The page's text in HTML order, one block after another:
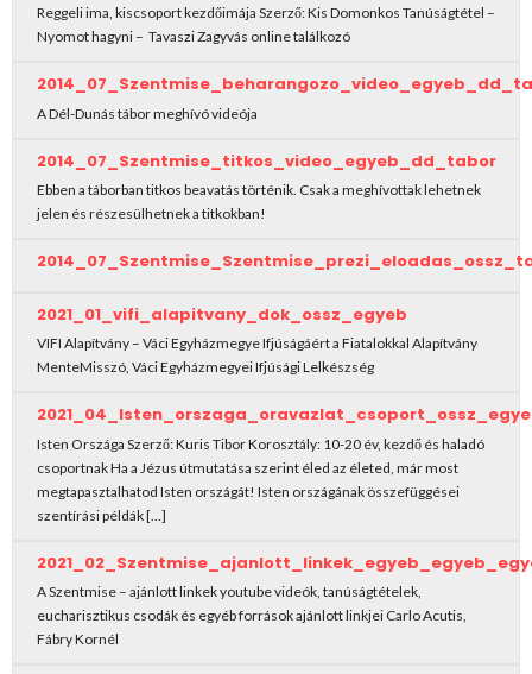
Reggeli ima, kiscsoport kezdőimája Szerző: Kis Domonkos Tanúságtétel –
Nyomot hagyni – Tavaszi Zagyvás online találkozó
A Dél-Dunás tábor meghívó videója
2014_07_Szentmise_titkos_video_egyeb_dd_tabor
Ebben a táborban titkos beavatás történik. Csak a meghívottak lehetnek
jelen és részesülhetnek a titkokban!
2021_01_vifi_alapitvany_dok_ossz_egyeb
VIFI Alapítvány – Váci Egyházmegye Ifjúságáért a Fiatalokkal Alapítvány
MenteMisszó, Váci Egyházmegyei Ifjúsági Lelkészség
Isten Országa Szerző: Kuris Tibor Korosztály: 10-20 év, kezdő és haladó
csoportnak Ha a Jézus útmutatása szerint éled az életed, már most
megtapasztalhatod Isten országát! Isten országának összefüggései
szentírási példák […]
A Szentmise – ajánlott linkek youtube videók, tanúságtételek,
eucharisztikus csodák és egyéb források ajánlott linkjei Carlo Acutis,
Fábry Kornél